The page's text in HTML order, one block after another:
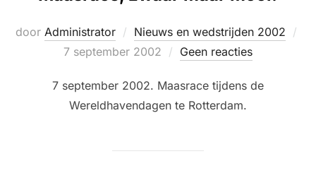
door Administrator Nieuws en wedstrijden 2002
7 september 2002 Geen reacties
7 september 2002. Maasrace tijdens de
Wereldhavendagen te Rotterdam.